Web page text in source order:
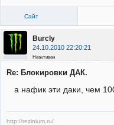
Сайт
Burcly
24.10.2010 22:20:21
Неактивен
Re: Блокировки ДАК.
а нафик эти даки, чем
http://rezinium.ru/